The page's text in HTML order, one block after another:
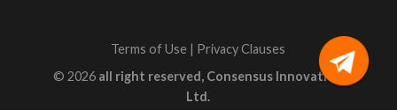
Terms of Use | Privacy Clauses
© 2026 all right reserved, Consensus Innovation
Ltd.